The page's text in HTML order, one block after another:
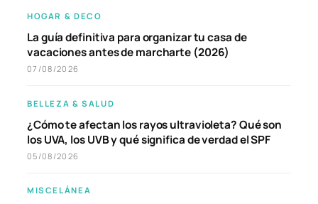
HOGAR & DECO
La guía definitiva para organizar tu casa de
vacaciones antes de marcharte (2026)
07/08/2026
BELLEZA & SALUD
¿Cómo te afectan los rayos ultravioleta? Qué son
los UVA, los UVB y qué significa de verdad el SPF
05/08/2026
MISCELÁNEA